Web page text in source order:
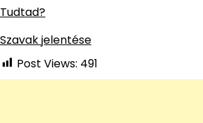
Tudtad?
Szavak jelentése
Post Views: 491